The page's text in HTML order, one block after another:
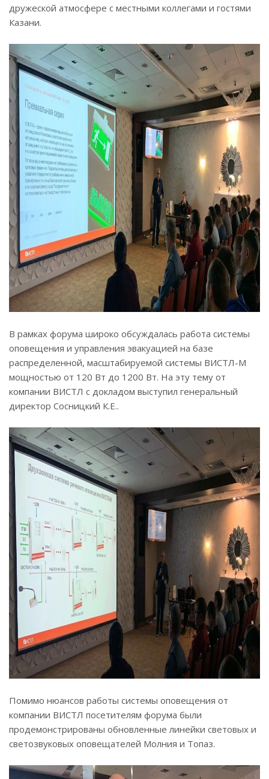
дружеской атмосфере с местными коллегами и гостями
Казани.
В рамках форума широко обсуждалась работа системы
оповещения и управления эвакуацией на базе
распределенной, масштабируемой системы ВИСТЛ-М
мощностью от 120 Вт до 1200 Вт. На эту тему от
компании ВИСТЛ с докладом выступил генеральный
директор Сосницкий К.Е..
Помимо нюансов работы системы оповещения от
компании ВИСТЛ посетителям форума были
продемонстрированы обновленные линейки световых и
светозвуковых оповещателей Молния и Топаз.